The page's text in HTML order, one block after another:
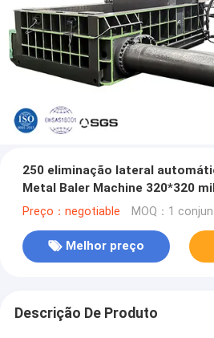
250 eliminação lateral
Metal Baler Machine 320*320
Preço：negotiable MOQ：1
Melhor preço
Descrição De Produto